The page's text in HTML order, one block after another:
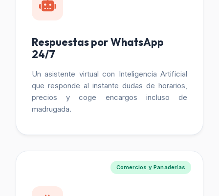
Respuestas por WhatsApp
24/7
Un asistente virtual con Inteligencia Artificial
que responde al instante dudas de horarios,
precios y coge encargos incluso de
madrugada.
Comercios y Panaderías